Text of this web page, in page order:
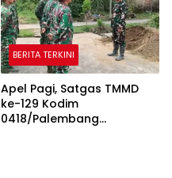
BERITA TERKINI
Apel Pagi, Satgas TMMD
ke-129 Kodim
0418/Palembang